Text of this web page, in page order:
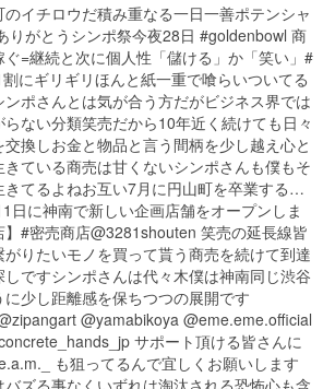
イチロウだ積み重なる一日一善ポテンシャ
りがとうシンポ祭今夜28日 #goldenbowl 商
=継続と次に個人性「儲ける」か「笑い」#
にギリギリほんと紙一重で喰らいついてる
ポさんとは気が合う方だがビジネス界では
ない分類笑売だから10年近く続けても日々
換しお金と物品と言う間柄を少し越え心と
ている商売は甘くないシンポさんも僕もそ
きてるよねお互い7月に円山町を卒業する…
日に神南で新しい企画店舗をオープンしま
#密売商店@3281shouten 笑売の延長線皆
りたいモノを買って貰う商売を続けて到達
しですシンポさんは代々木僕は神南同じ渋谷
少し距離感を保ちつつの展開です
@yamabikoya @eme.eme.official
サポート頂ける皆さんに
も狙ってるんで宜しくお願いします
ズる事なくいずれは淘汰される恐怖心も含